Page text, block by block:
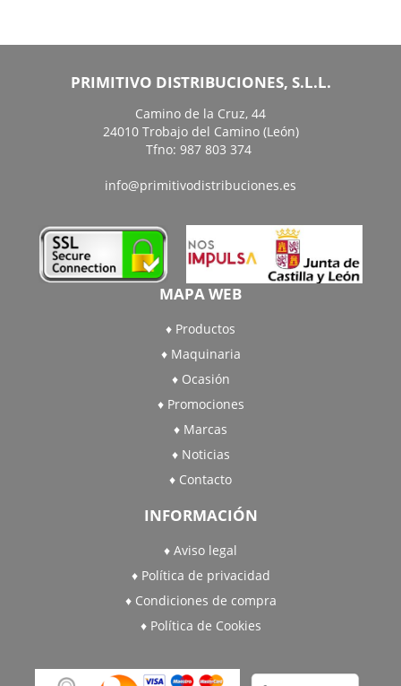
PRIMITIVO DISTRIBUCIONES, S.L.L.
Camino de la Cruz, 44
24010 Trobajo del Camino (León)
Tfno: 987 803 374
info@primitivodistribuciones.es
MAPA WEB
Productos
Maquinaria
Ocasión
Promociones
Marcas
Noticias
Contacto
INFORMACIÓN
Aviso legal
Política de privacidad
Condiciones de compra
Política de Cookies